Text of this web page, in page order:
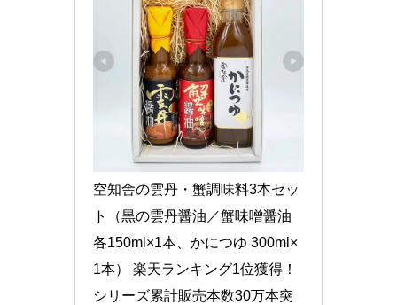
空知舎の雲丹・蟹調味料3本セッ
ト（黒の雲丹醤油／蟹味噌醤油
各150ml×1本、かにつゆ 300ml×
1本） 楽天ランキング1位獲得！
シリーズ累計販売本数30万本突